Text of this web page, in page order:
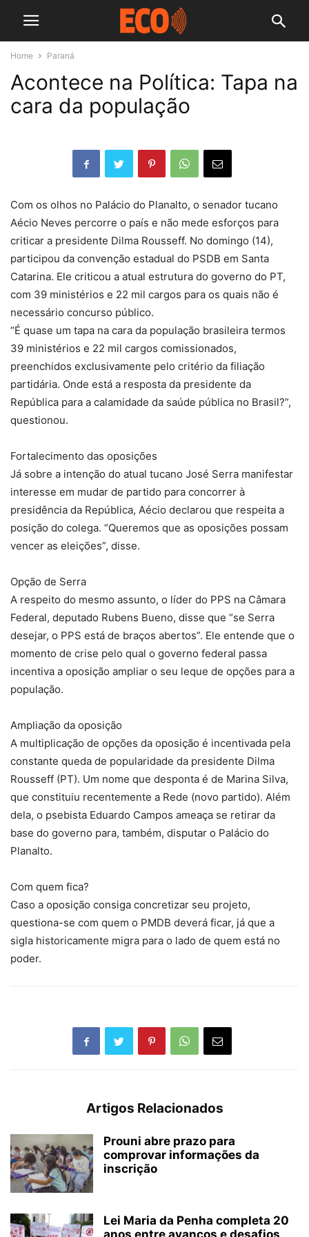
Home Paraná
Acontece na Política: Tapa na
cara da população
Com os olhos no Palácio do Planalto, o senador tucano
Aécio Neves percorre o país e não mede esforços para
criticar a presidente Dilma Rousseff. No domingo (14),
participou da convenção estadual do PSDB em Santa
Catarina. Ele criticou a atual estrutura do governo do PT,
com 39 ministérios e 22 mil cargos para os quais não é
necessário concurso público.
“É quase um tapa na cara da população brasileira termos
39 ministérios e 22 mil cargos comissionados,
preenchidos exclusivamente pelo critério da filiação
partidária. Onde está a resposta da presidente da
República para a calamidade da saúde pública no Brasil?”,
questionou.
Fortalecimento das oposições
Já sobre a intenção do atual tucano José Serra manifestar
interesse em mudar de partido para concorrer à
presidência da República, Aécio declarou que respeita a
posição do colega. “Queremos que as oposições possam
vencer as eleições”, disse.
Opção de Serra
A respeito do mesmo assunto, o líder do PPS na Câmara
Federal, deputado Rubens Bueno, disse que “se Serra
desejar, o PPS está de braços abertos”. Ele entende que o
momento de crise pelo qual o governo federal passa
incentiva a oposição ampliar o seu leque de opções para a
população.
Ampliação da oposição
A multiplicação de opções da oposição é incentivada pela
constante queda de popularidade da presidente Dilma
Rousseff (PT). Um nome que desponta é de Marina Silva,
que constituiu recentemente a Rede (novo partido). Além
dela, o psebista Eduardo Campos ameaça se retirar da
base do governo para, também, disputar o Palácio do
Planalto.
Com quem fica?
Caso a oposição consiga concretizar seu projeto,
questiona-se com quem o PMDB deverá ficar, já que a
sigla historicamente migra para o lado de quem está no
poder.
Artigos Relacionados
Prouni abre prazo para
comprovar informações da
inscrição
Lei Maria da Penha completa 20
anos entre avanços e desafios